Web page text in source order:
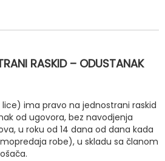
RASKID – ODUSTANAK
ima pravo na jednostrani raskid
od ugovora, bez navodjenja
u roku od 14 dana od dana kada
robe), u skladu sa članom